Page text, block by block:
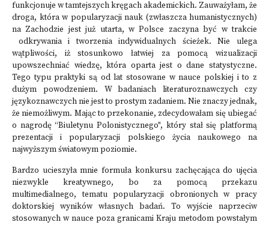
funkcjonuje w tamtejszych kręgach akademickich. Zauważyłam, że
droga, która w popularyzacji nauk (zwłaszcza humanistycznych)
na Zachodzie jest już utarta, w Polsce zaczyna być w trakcie
odkrywania i tworzenia indywidualnych ścieżek. Nie ulega
wątpliwości, iż stosunkowo łatwiej za pomocą wizualizacji
upowszechniać wiedzę, która oparta jest o dane statystyczne.
Tego typu praktyki są od lat stosowane w nauce polskiej i to z
dużym powodzeniem. W badaniach literaturoznawczych czy
językoznawczych nie jest to prostym zadaniem. Nie znaczy jednak,
że niemożliwym. Mając to przekonanie, zdecydowałam się ubiegać
o nagrodę “Biuletynu Polonistycznego", który stał się platformą
prezentacji i popularyzacji polskiego życia naukowego na
najwyższym światowym poziomie.
Bardzo ucieszyła mnie formuła konkursu zachęcająca do ujęcia
niezwykle kreatywnego, bo za pomocą przekazu
multimedialnego, tematu popularyzacji obronionych w pracy
doktorskiej wyników własnych badań. To wyjście naprzeciw
stosowanych w nauce poza granicami Kraju metodom powstałym